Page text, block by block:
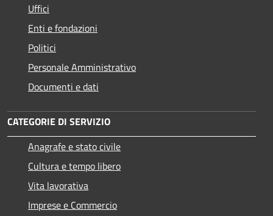
Uffici
Enti e fondazioni
Politici
Personale Amministrativo
Documenti e dati
CATEGORIE DI SERVIZIO
Anagrafe e stato civile
Cultura e tempo libero
Vita lavorativa
Imprese e Commercio